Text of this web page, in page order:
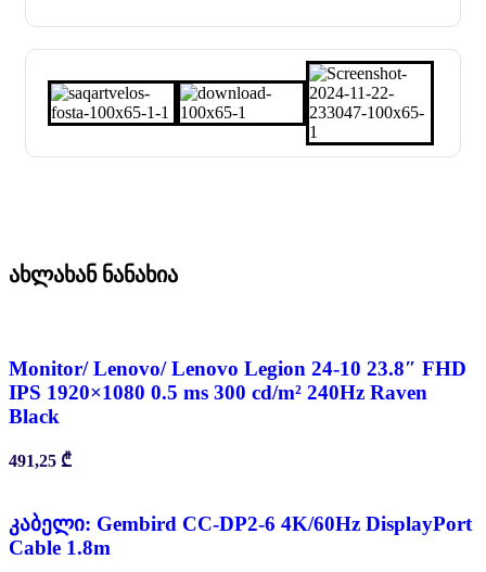
ახლახან ნანახია
Monitor/ Lenovo/ Lenovo Legion 24-10 23.8″ FHD
IPS 1920×1080 0.5 ms 300 cd/m² 240Hz Raven
Black
491,25 ₾
კაბელი: Gembird CC-DP2-6 4K/60Hz DisplayPort
Cable 1.8m